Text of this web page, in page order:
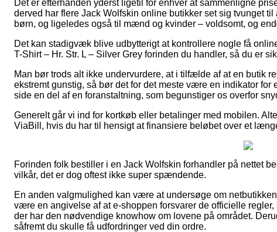
Det er efterhånden yderst ligetil for enhver at sammenligne
derved har flere Jack Wolfskin online butikker set sig tvunget
børn, og ligeledes også til mænd og kvinder – voldsomt, og
Det kan stadigvæk blive udbytterigt at kontrollere nogle få
T-Shirt – Hr. Str. L – Silver Grey forinden du handler, så du er
Man bør trods alt ikke undervurdere, at i tilfælde af at en butik
ekstremt gunstig, så bør det for det meste være en indikator
side en del af en foranstaltning, som begunstiger os overfor
Generelt går vi ind for kortkøb eller betalinger med mobilen.
ViaBill, hvis du har til hensigt at finansiere beløbet over et
Forinden folk bestiller i en Jack Wolfskin forhandler på nettet
vilkår, det er dog oftest ikke super spændende.
En anden valgmulighed kan være at undersøge om
være en angivelse af at e-shoppen forsvarer de officielle
der har den nødvendige knowhow om lovene på området.
såfremt du skulle få udfordringer ved din ordre.